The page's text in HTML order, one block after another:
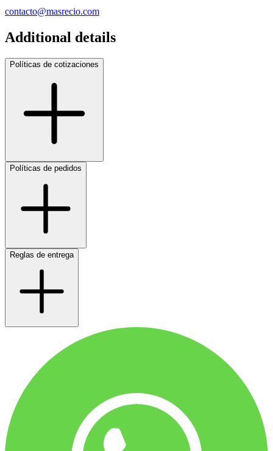
contacto@masrecio.com
Additional details
Políticas de cotizaciones
Políticas de pedidos
Reglas de entrega